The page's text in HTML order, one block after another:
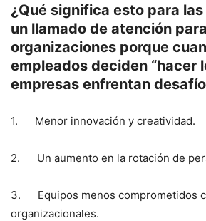
¿Qué significa esto para
un llamado de atención
organizaciones porque
empleados deciden “hacer
empresas enfrentan
1. Menor innovación y creatividad.
2. Un aumento en la rotación de
3. Equipos menos comprometidos
organizacionales.